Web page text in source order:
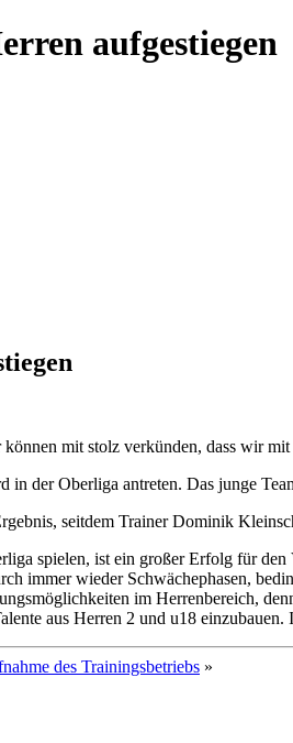
aufgestiegen
mit stolz verkünden, dass wir
der Oberliga antreten. Das junge
seitdem Trainer Dominik
spielen, ist ein großer Erfolg für
immer wieder Schwächephasen,
im Herrenbereich,
aus Herren 2 und u18
des Trainingsbetriebs »